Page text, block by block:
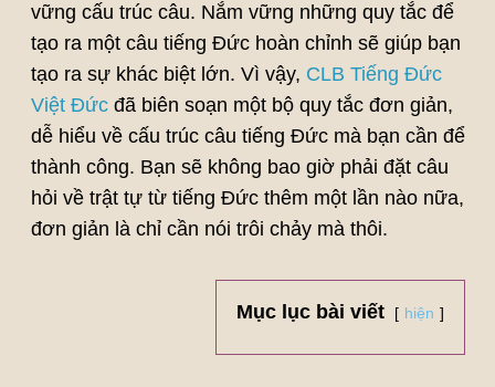
vững cấu trúc câu. Nắm vững những quy tắc để
tạo ra một câu tiếng Đức hoàn chỉnh sẽ giúp bạn
tạo ra sự khác biệt lớn. Vì vậy, CLB Tiếng Đức
Việt Đứcđã biên soạn một bộ quy tắc đơn giản,
dễ hiểu về cấu trúc câu tiếng Đức mà bạn cần để
thành công. Bạn sẽ không bao giờ phải đặt câu
hỏi về trật tự từ tiếng Đức thêm một lần nào nữa,
đơn giản là chỉ cần nói trôi chảy mà thôi.
Mục lục bài viết hiện